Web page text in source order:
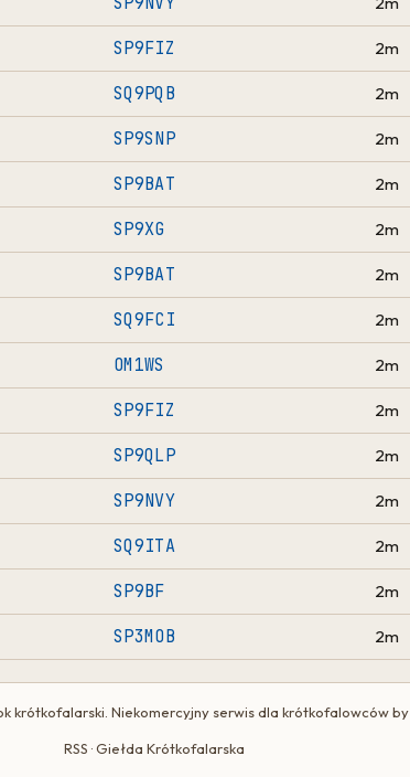
SP9FIZ 2m
SQ9PQB 2m
SP9SNP 2m
SP9BAT 2m
SP9XG 2m
SP9BAT 2m
SQ9FCI 2m
OM1WS 2m
SP9FIZ 2m
SP9QLP 2m
SP9NVY 2m
SQ9ITA 2m
SP9BF 2m
SP3MOB 2m
krótkofalarski. Niekomercyjny serwis dla krótkofalowców by
RSS ·Giełda Krótkofalarska